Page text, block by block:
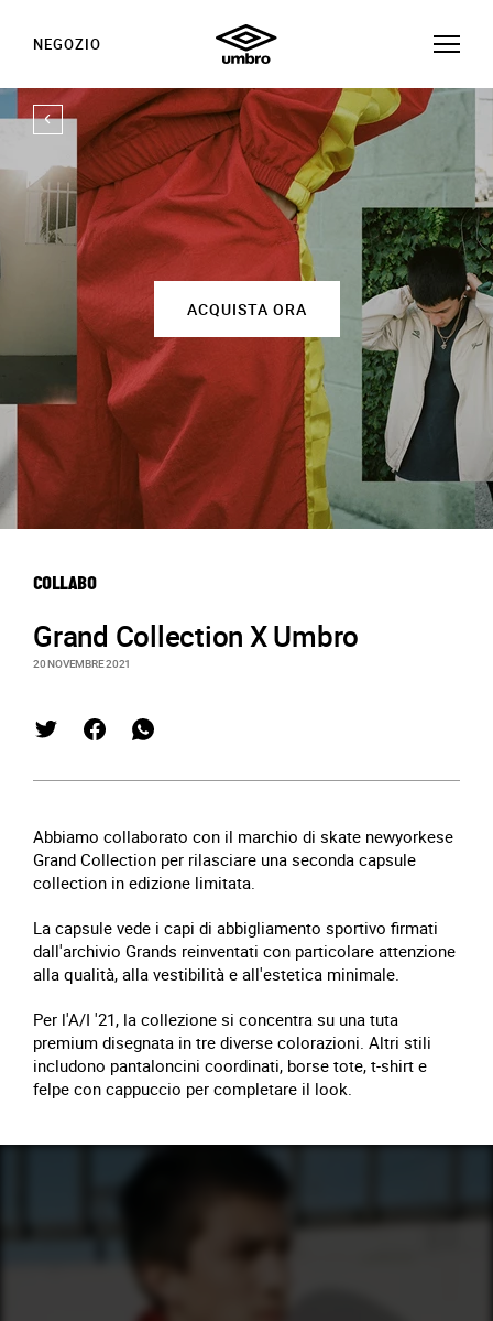
NEGOZIO
ACQUISTA ORA
COLLABO
Grand Collection X Umbro
20 NOVEMBRE 2021
Abbiamo collaborato con il marchio di skate newyorkese
Grand Collection per rilasciare una seconda capsule
collection in edizione limitata.
La capsule vede i capi di abbigliamento sportivo firmati
dall'archivio Grands reinventati con particolare attenzione
alla qualità, alla vestibilità e all'estetica minimale.
Per l'A/I '21, la collezione si concentra su una tuta
premium disegnata in tre diverse colorazioni. Altri stili
includono pantaloncini coordinati, borse tote, t-shirt e
felpe con cappuccio per completare il look.